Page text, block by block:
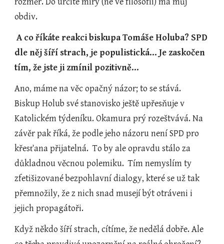
obdiv.
A co říkáte reakci biskupa Tomáše Holuba? SPD
dle něj šíří strach, je populistická… Je zaskočen
tím, že jste ji zmínil pozitivně…
Ano, máme na věc opačný názor; to se stává.
Biskup Holub své stanovisko ještě upřesňuje v
Katolickém týdeníku. Okamura prý rozeštvává. Na
závěr pak říká, že podle jeho názoru není SPD pro
křesťana přijatelná.  To by ale opravdu stálo za
důkladnou věcnou polemiku.  Tím nemyslím ty
zfetišizované bezpohlavní dialogy, které se už tak
přemnožily, že z nich snad musejí být otráveni i
jejich propagátoři.
Když někdo šíří strach, cítíme, že nedělá dobře. Ale